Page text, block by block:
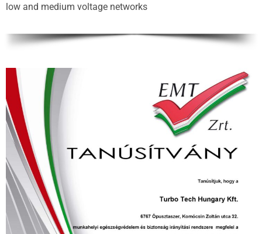
low and medium voltage networks